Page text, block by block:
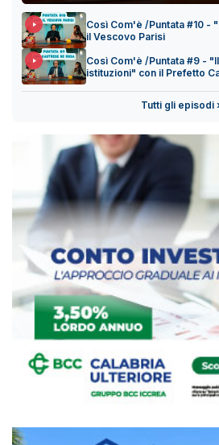
Così Com'è /Puntata #10 -
il Vescovo Parisi
Così Com'è /Puntata #9 -
istituzioni" con il Prefetto
Tutti gli episodi